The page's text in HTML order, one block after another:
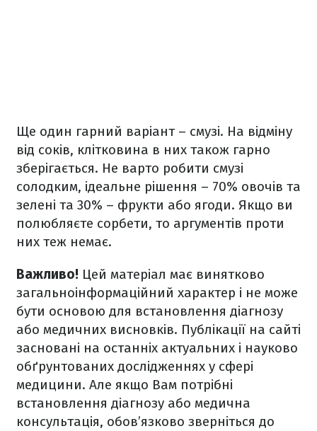
Ще один гарний варіант – смузі. На відміну
від соків, клітковина в них також гарно
зберігається. Не варто робити смузі
солодким, ідеальне рішення – 70% овочів та
зелені та 30% – фрукти або ягоди. Якщо ви
полюбляєте сорбети, то аргументів проти
них теж немає.
Важливо! Цей матеріал має винятково
загальноінформаційний характер і не може
бути основою для встановлення діагнозу
або медичних висновків. Публікації на сайті
засновані на останніх актуальних і науково
обґрунтованих дослідженнях у сфері
медицини. Але якщо Вам потрібні
встановлення діагнозу або медична
консультація, обов’язково зверніться до